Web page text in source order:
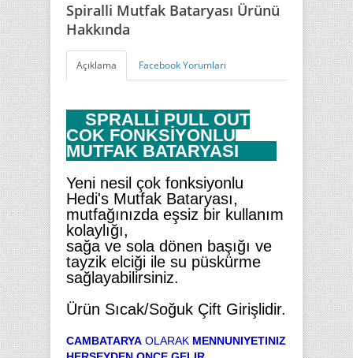
Spiralli Mutfak Bataryası Ürünü
Hakkında
Açıklama Facebook Yorumları
SPRALLİ PULL OUT
ÇOK FONKSİYONLU
MUTFAK BATARYASI
Yeni nesil çok fonksiyonlu
Hedi's Mutfak Bataryası,
mutfağınızda eşsiz bir kullanım
kolaylığı,
sağa ve sola dönen başığı ve
tayzik elciği ile su püskürme
sağlayabilirsiniz.
Ürün Sıcak/Soğuk Çift Girişlidir.
CAMBATARYA OLARAK MENNUNIYETINIZ